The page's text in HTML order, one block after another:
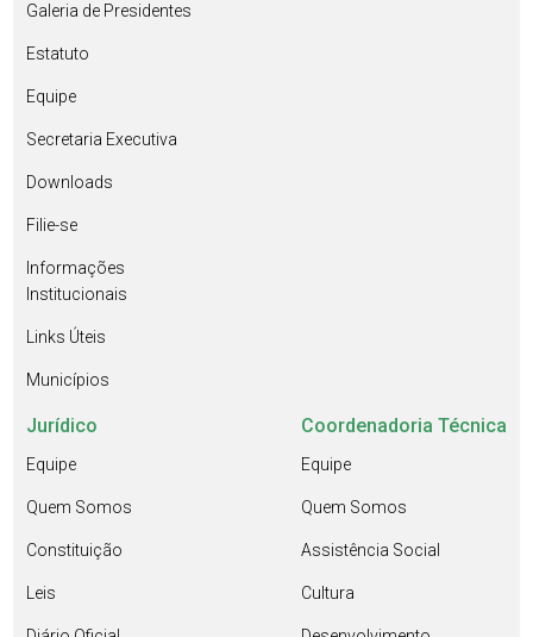
Galeria de Presidentes
Estatuto
Equipe
Secretaria Executiva
Downloads
Filie-se
Informações
Institucionais
Links Úteis
Municípios
Jurídico
Equipe
Quem Somos
Constituição
Leis
Coordenadoria Técnica
Equipe
Quem Somos
Assistência Social
Cultura